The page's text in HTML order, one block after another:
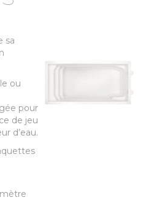
sa
ou
pour
de jeu
d’eau.